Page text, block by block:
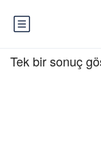
Tek bir sonuç